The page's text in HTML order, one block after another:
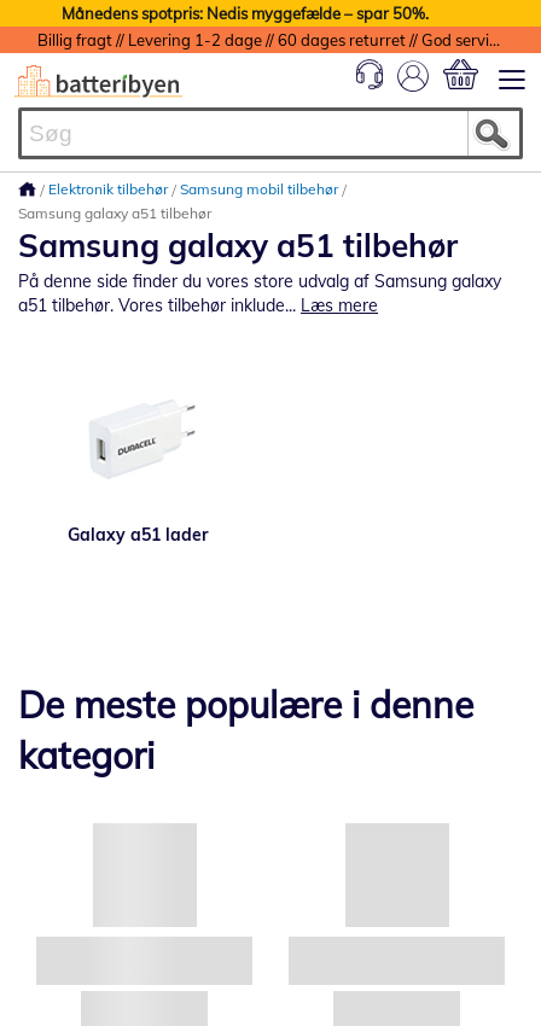
Månedens spotpris: Nedis myggefælde – spar 50%.
Billig fragt // Levering 1-2 dage // 60 dages returret // God service med garanti
Elektronik tilbehør Samsung mobil tilbehør
Samsung galaxy a51 tilbehør
Samsung galaxy a51 tilbehør
På denne side finder du vores store udvalg af Samsung galaxy
a51 tilbehør. Vores tilbehør inklude... Læs mere
Galaxy a51 lader
De meste populære i denne
kategori